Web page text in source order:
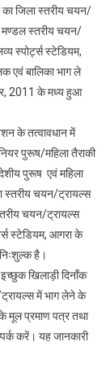
का जिला स्तरीय चयन/
मण्डल स्तरीय चयन/
स्पोर्ट्स स्टेडियम,
एवं बालिका भाग ले
2011 के मध्य हुआ
के तत्वावधान में
पुरूष/महिला तैराकी
पुरूष एवं महिला
स्तरीय चयन/ट्रायल्स
चयन/ट्रायल्स
स्टेडियम, आगरा के
है।
खिलाड़ी दिनॉंक
में भाग लेने के
मूल प्रमाण पत्र तथा
करें। यह जानकारी